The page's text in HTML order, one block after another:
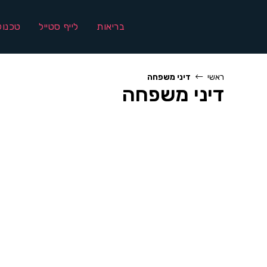
בריאות לייף סטייל
ראשי דיני משפחה
דיני משפחה